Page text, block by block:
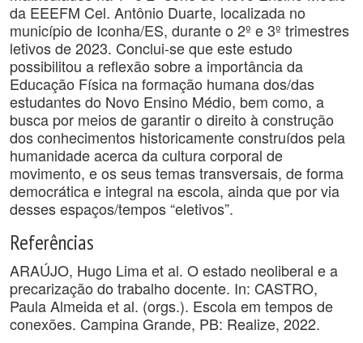
da EEEFM Cel. Antônio Duarte, localizada no
município de Iconha/ES, durante o 2º e 3º trimestres
letivos de 2023. Conclui-se que este estudo
possibilitou a reflexão sobre a importância da
Educação Física na formação humana dos/das
estudantes do Novo Ensino Médio, bem como, a
busca por meios de garantir o direito à construção
dos conhecimentos historicamente construídos pela
humanidade acerca da cultura corporal de
movimento, e os seus temas transversais, de forma
democrática e integral na escola, ainda que por via
desses espaços/tempos “eletivos”.
Referências
ARAÚJO, Hugo Lima et al. O estado neoliberal e a
precarização do trabalho docente. In: CASTRO,
Paula Almeida et al. (orgs.). Escola em tempos de
conexões. Campina Grande, PB: Realize, 2022.